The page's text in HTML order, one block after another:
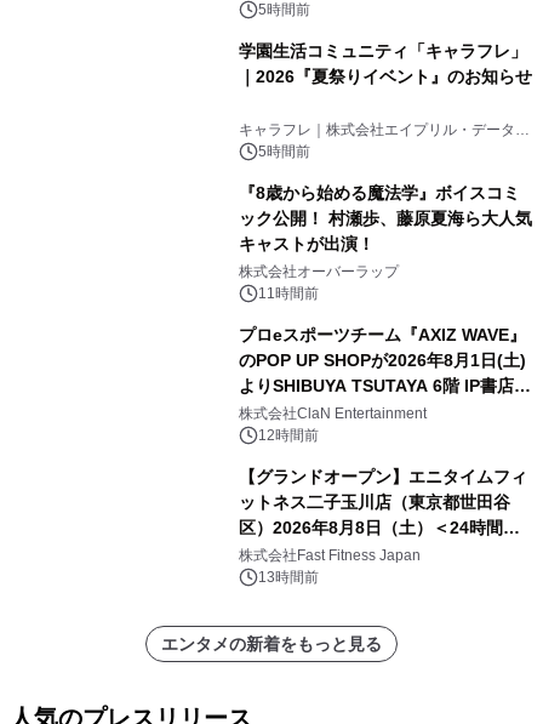
5時間前
学園生活コミュニティ「キャラフレ」
｜2026『夏祭りイベント』のお知らせ
キャラフレ｜株式会社エイプリル・データ・
デザインズ
5時間前
『8歳から始める魔法学』ボイスコミ
ック公開！ 村瀬歩、藤原夏海ら大人気
キャストが出演！
株式会社オーバーラップ
11時間前
プロeスポーツチーム『AXIZ WAVE』
のPOP UP SHOPが2026年8月1日(土)
よりSHIBUYA TSUTAYA 6階 IP書店で
開催決定！！
株式会社ClaN Entertainment
12時間前
【グランドオープン】エニタイムフィ
ットネス二子玉川店（東京都世田谷
区）2026年8月8日（土）＜24時間年
中無休のフィットネスジム＞
株式会社Fast Fitness Japan
13時間前
エンタメの新着をもっと見る
人気のプレスリリース